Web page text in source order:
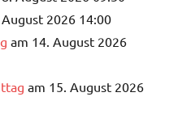
2026 14:00
am 14. August 2026
am 15. August 2026